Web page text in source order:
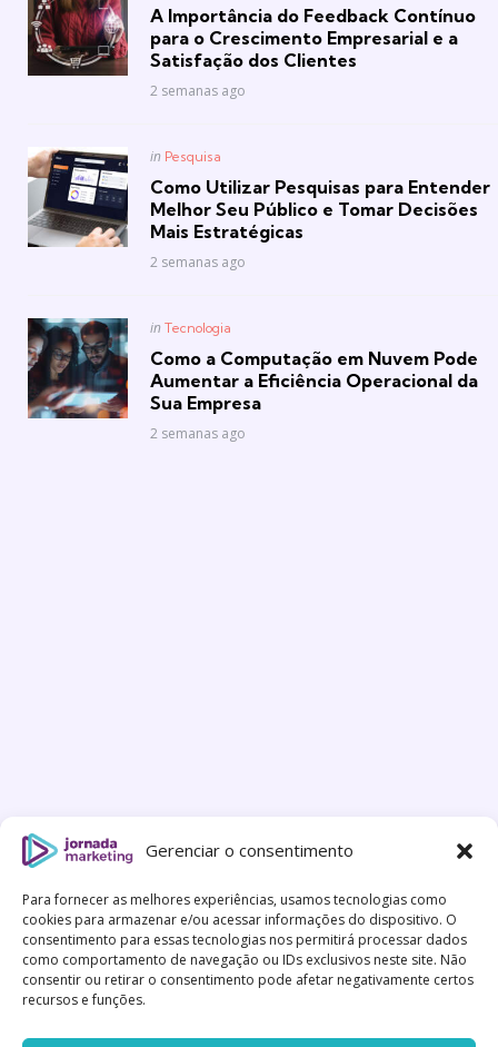
Gerenciar o consentimento
Para fornecer as melhores experiências, usamos tecnologias como
cookies para armazenar e/ou acessar informações do dispositivo. O
consentimento para essas tecnologias nos permitirá processar dados
como comportamento de navegação ou IDs exclusivos neste site. Não
consentir ou retirar o consentimento pode afetar negativamente certos
recursos e funções.
A Importância do Feedback Contínuo
para o Crescimento Empresarial e a
Satisfação dos Clientes
2 semanas ago
Posted
in Pesquisa
Como Utilizar Pesquisas para Entender
Melhor Seu Público e Tomar Decisões
Mais Estratégicas
2 semanas ago
Posted
in Tecnologia
Como a Computação em Nuvem Pode
Aumentar a Eficiência Operacional da
Sua Empresa
2 semanas ago